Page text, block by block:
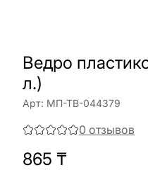
Ведро
л.)
Арт: МП-ТВ-044379
0 отзывов
865 ₸